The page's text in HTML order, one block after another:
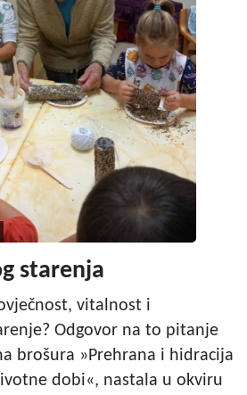
starenja
vitalnost i
Odgovor na to pitanje
brošura »Prehrana i hidracija
dobi«, nastala u okviru